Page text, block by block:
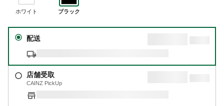
ホワイト ブラック
配送
店舗受取
CAINZ PickUp